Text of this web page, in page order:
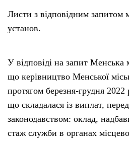
Листи з відповідним запитом
установ.
У відповіді на запит Менська
що керівництво Менської
протягом березня-грудня 2022
що складалася із виплат,
законодавством: оклад,
стаж служби в органах